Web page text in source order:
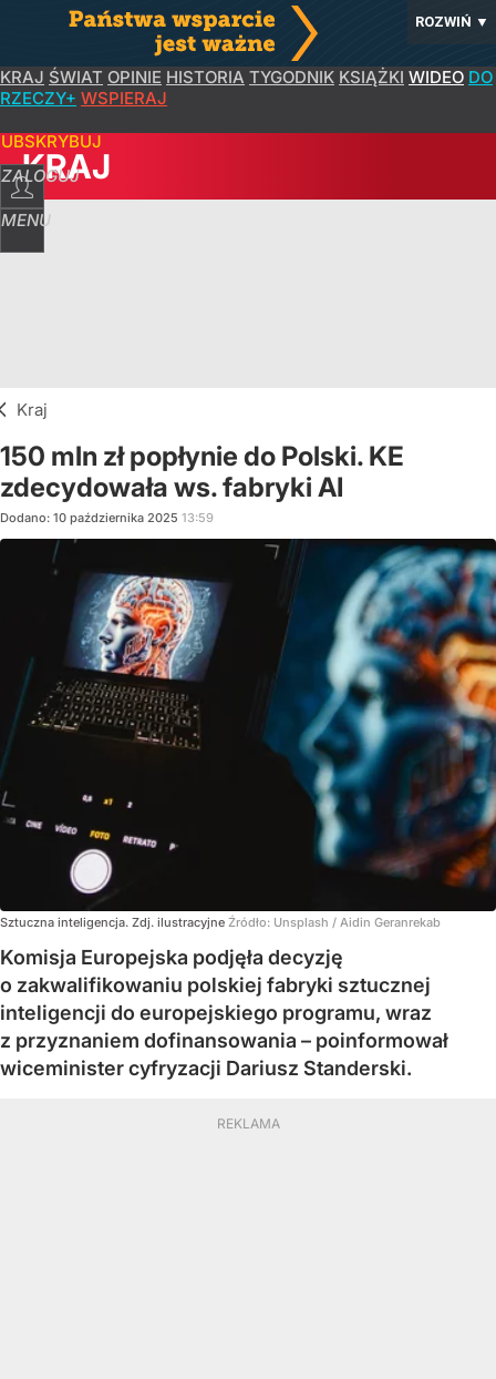
ROZWIŃ ▼
KRAJ ŚWIAT OPINIE HISTORIA TYGODNIK KSIĄŻKI WIDEO DO
RZECZY+ WSPIERAJ
ZALOGUJ
MENU
KRAJ
Kraj
150 mln zł popłynie do Polski. KE
zdecydowała ws. fabryki AI
Dodano: 10 października 2025 13:59
Sztuczna inteligencja. Zdj. ilustracyjne Źródło: Unsplash / Aidin Geranrekab
Komisja Europejska podjęła decyzję
o zakwalifikowaniu polskiej fabryki sztucznej
inteligencji do europejskiego programu, wraz
z przyznaniem dofinansowania – poinformował
wiceminister cyfryzacji Dariusz Standerski.